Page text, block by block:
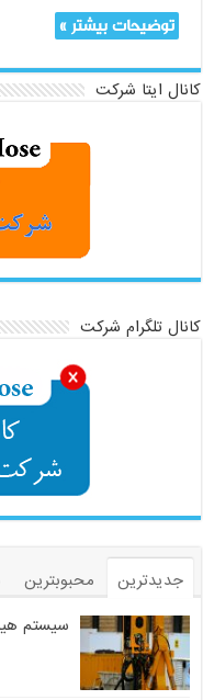
توضیحات بیشتر »
کانال ایتا شرکت
کانال تلگرام شرکت
جدیدترین محبوبترین
سیستم